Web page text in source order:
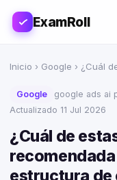
ExamRoll
Inicio › Google › ¿Cuál
Google google ads ai
Actualizado 11 Jul 2026
¿Cuál de
estructura de